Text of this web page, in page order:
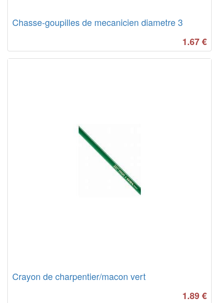
Chasse-goupilles de mecanicien diametre 3
1.67€
Crayon de charpentier/macon vert
1.89€